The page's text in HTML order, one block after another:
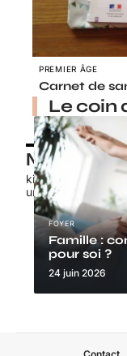
PREMIER ÂGE
Carnet de
Le coin
FOYER
Famille :
pour soi ?
24 juin 2026
Nos petits
kids-promo.fr
unbrindefil.fr